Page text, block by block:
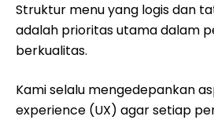
Struktur menu yang logis dan
adalah prioritas utama dalam
berkualitas.
Kami selalu mengedepankan
experience (UX) agar setiap